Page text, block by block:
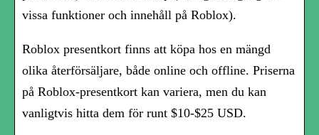
vissa funktioner och innehåll på Roblox).
Roblox presentkort finns att köpa hos en mängd
olika återförsäljare, både online och offline. Priserna
på Roblox-presentkort kan variera, men du kan
vanligtvis hitta dem för runt $10-$25 USD.